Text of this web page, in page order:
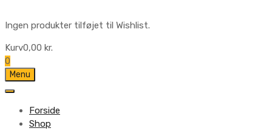
Ingen produkter tilføjet til Wishlist.
Kurv0,00 kr.
0
Menu
Forside
Shop